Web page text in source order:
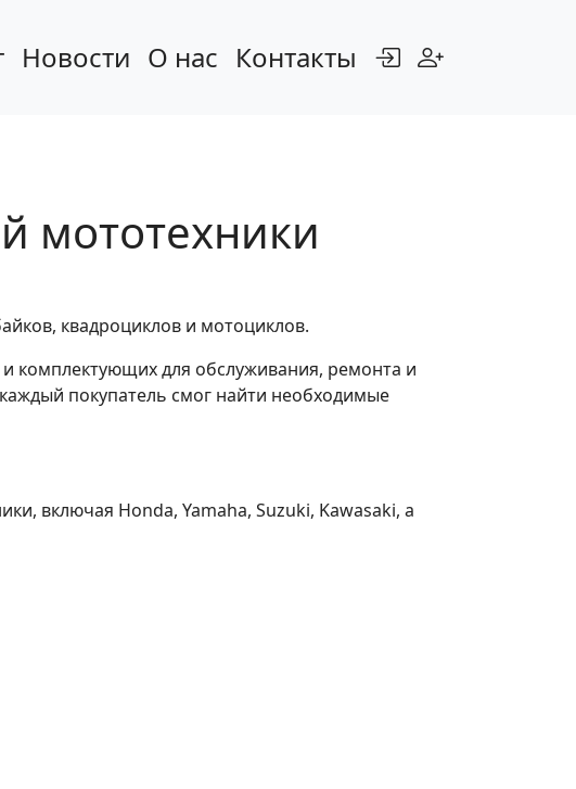
Новости О нас Контакты
мототехники
квадроциклов и мотоциклов.
комплектующих для обслуживания, ремонта и
покупатель смог найти необходимые
включая Honda, Yamaha, Suzuki, Kawasaki, а